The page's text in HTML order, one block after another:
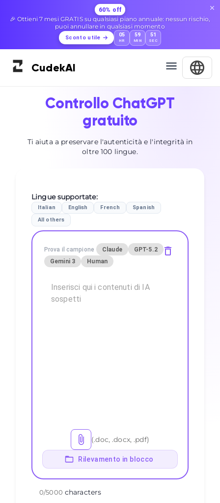
60% off
🎉 Ottieni 7 mesi GRATIS su qualsiasi piano annuale: nessun rischio,
puoi annullare in qualsiasi momento
Sconto utile 05
HR
59
MIN
50
SEC
CudekAI
Controllo ChatGPT
gratuito
Ti aiuta a preservare l'autenticità e l'integrità in
oltre 100 lingue.
Lingue supportate:
Italian English French
Spanish
All others
Prova il campione Claude
GPT-5.2
Gemini 3
Human
(.doc, .docx, .pdf)
Rilevamento in blocco
0/5000 characters